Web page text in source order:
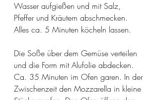
Wasser aufgießen und mit Salz,
Pfeffer und Kräutern abschmecken.
Alles ca. 5 Minuten köcheln lassen.
Die Soße über dem Gemüse verteilen
und die Form mit Alufolie abdecken.
Ca. 35 Minuten im Ofen garen. In der
Zwischenzeit den Mozzarella in kleine